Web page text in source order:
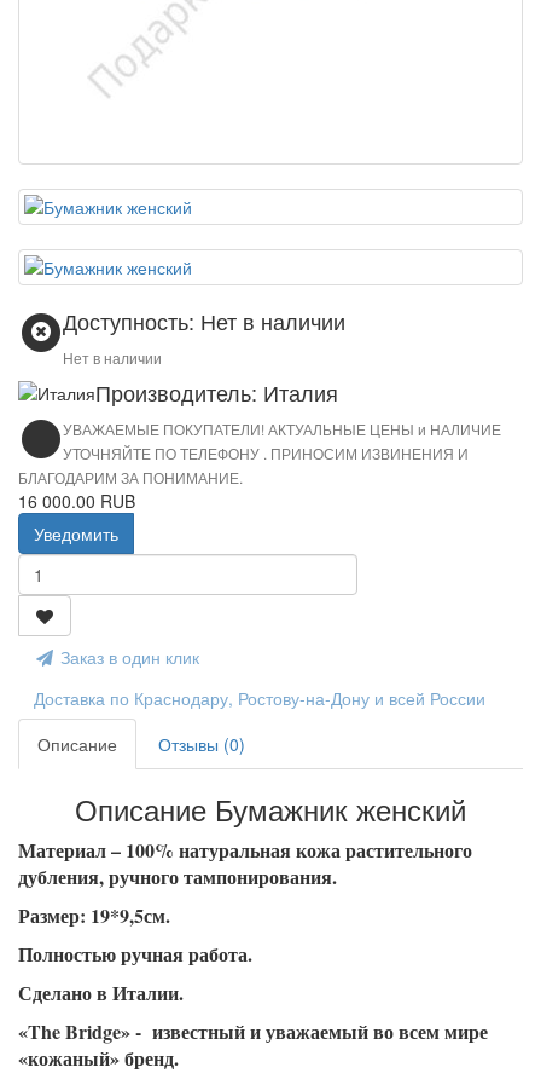
Доступность: Нет в наличии
Нет в наличии
Производитель: Италия
УВАЖАЕМЫЕ ПОКУПАТЕЛИ! АКТУАЛЬНЫЕ ЦЕНЫ и НАЛИЧИЕ
УТОЧНЯЙТЕ ПО ТЕЛЕФОНУ . ПРИНОСИМ ИЗВИНЕНИЯ И
БЛАГОДАРИМ ЗА ПОНИМАНИЕ.
16 000.00 RUB
Уведомить
Заказ в один клик
Доставка по Краснодару, Ростову-на-Дону и всей России
Описание
Отзывы (0)
Описание Бумажник женский
Материал – 100% натуральная кожа растительного
дубления, ручного тампонирования.
Размер: 19*9,5см.
Полностью ручная работа.
Сделано в Италии.
«The Bridge» - известный и уважаемый во всем мире
«кожаный» бренд.